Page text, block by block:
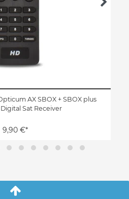
AX SBOX + SBOX plus
Sat Receiver
9,90 €*